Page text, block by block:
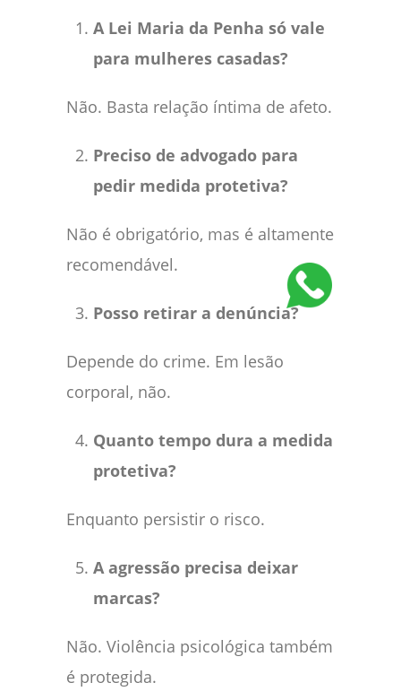
A Lei Maria da Penha só vale
para mulheres casadas?
Não. Basta relação íntima de afeto.
Preciso de advogado para
pedir medida protetiva?
Não é obrigatório, mas é altamente
recomendável.
Posso retirar a denúncia?
Depende do crime. Em lesão
corporal, não.
Quanto tempo dura a medida
protetiva?
Enquanto persistir o risco.
A agressão precisa deixar
marcas?
Não. Violência psicológica também
é protegida.